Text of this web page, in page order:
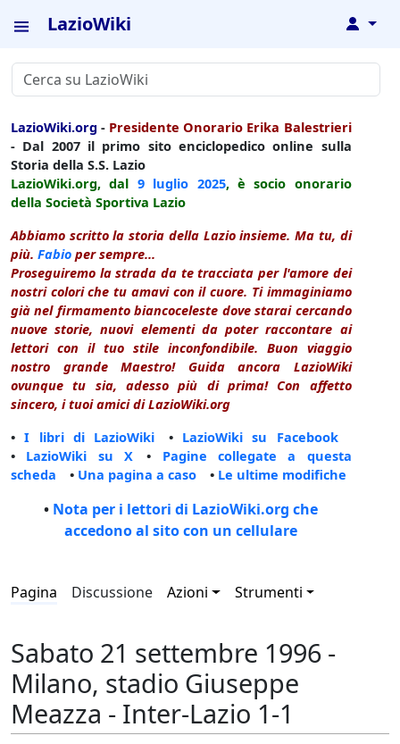
LazioWiki ↓
LazioWiki.org - Presidente Onorario Erika Balestrieri
- Dal 2007 il primo sito enciclopedico online sulla
Storia della S.S. Lazio
LazioWiki.org, dal 9 luglio 2025, è socio onorario
della Società Sportiva Lazio
Abbiamo scritto la storia della Lazio insieme. Ma tu, di
più. Fabio per sempre...
Proseguiremo la strada da te tracciata per l'amore dei
nostri colori che tu amavi con il cuore. Ti immaginiamo
già nel firmamento biancoceleste dove starai cercando
nuove storie, nuovi elementi da poter raccontare ai
lettori con il tuo stile inconfondibile. Buon viaggio
nostro grande Maestro! Guida ancora LazioWiki
ovunque tu sia, adesso più di prima! Con affetto
sincero, i tuoi amici di LazioWiki.org
•I libri di LazioWiki • LazioWiki su Facebook
• LazioWiki su X • Pagine collegate a questa
scheda • Una pagina a caso • Le ultime modifiche
• Nota per i lettori di LazioWiki.org che
accedono al sito con un cellulare
Pagina Discussione Azioni Strumenti
Sabato 21 settembre 1996 -
Milano, stadio Giuseppe
Meazza - Inter-Lazio 1-1